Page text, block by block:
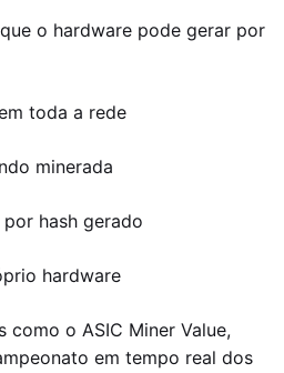
que o hardware pode gerar por
toda a rede
minerada
hash gerado
hardware
o ASIC Miner Value,
em tempo real dos